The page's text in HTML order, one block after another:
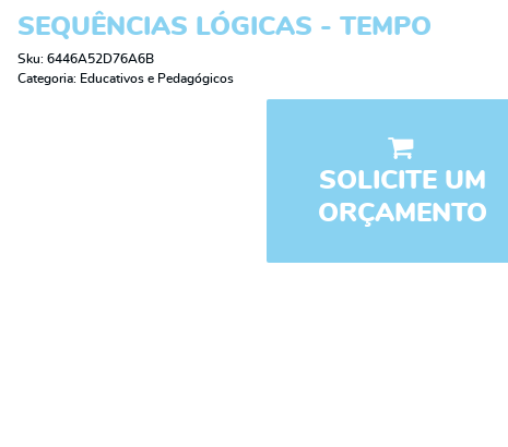
SEQUÊNCIAS LÓGICAS - TEMPO
Sku: 6446A52D76A6B
Categoria: Educativos e Pedagógicos
SOLICITE UM
ORÇAMENTO